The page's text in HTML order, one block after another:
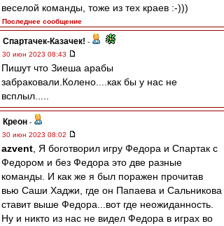
веселой команды, тоже из тех краев :-)))
Последнее сообщение
Спартачек-Казачек! -
30 июн 2023 08:43
Пишут что Зиеша арабы
забраковали.Колено....как бы у нас не
всплыл.....
Креон -
30 июн 2023 08:02
azvent , Я боготворил игру Федора и Спартак с
Федором и без Федора это две разные
команды. И как же я был поражен прочитав
вью Саши Хаджи, где он Папаева и Сальникова
ставит выше Федора...вот где неожиданность.
Ну и никто из нас не видел Федора в играх во